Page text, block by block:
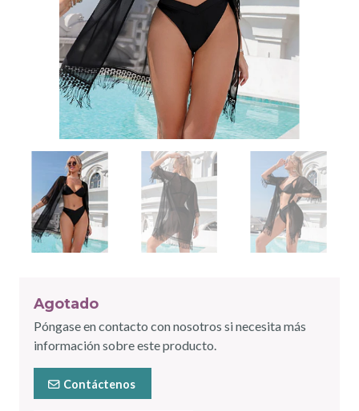
Agotado
Póngase en contacto con nosotros si necesita más
información sobre este producto.
Contáctenos